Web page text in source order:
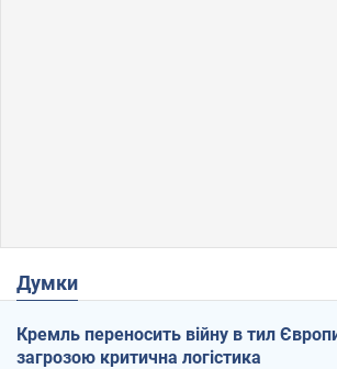
Думки
Кремль переносить війну в тил
загрозою критична логістика